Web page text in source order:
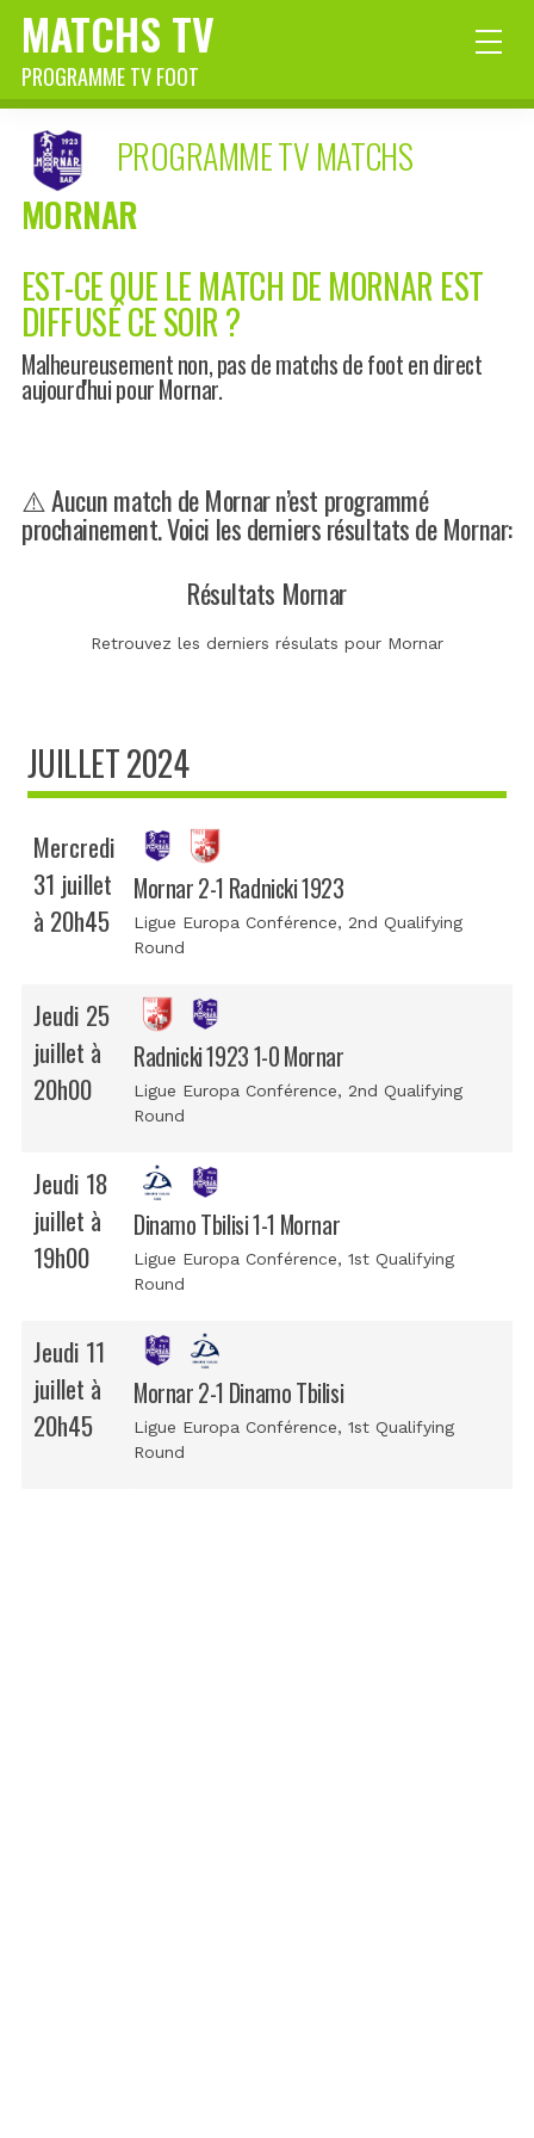
MATCHS TV
PROGRAMME TV FOOT
PROGRAMME TV MATCHS
MORNAR
EST-CE QUE LE MATCH DE MORNAR EST
DIFFUSÉ CE SOIR ?
Malheureusement non, pas de matchs de foot en direct
aujourd'hui pour Mornar.
⚠️ Aucun match de Mornar n’est programmé
prochainement. Voici les derniers résultats de Mornar:
Résultats Mornar
Retrouvez les derniers résulats pour Mornar
JUILLET 2024
Mercredi
31 juillet
à 20h45
Mornar 2-1 Radnicki 1923
Ligue Europa Conférence, 2nd Qualifying
Round
Jeudi 25
juillet à
20h00
Radnicki 1923 1-0 Mornar
Ligue Europa Conférence, 2nd Qualifying
Round
Jeudi 18
juillet à
19h00
Dinamo Tbilisi 1-1 Mornar
Ligue Europa Conférence, 1st Qualifying
Round
Jeudi 11
juillet à
20h45
Mornar 2-1 Dinamo Tbilisi
Ligue Europa Conférence, 1st Qualifying
Round